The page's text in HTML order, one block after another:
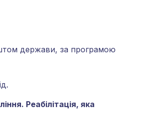
держави, за програмою
Реабілітація, яка